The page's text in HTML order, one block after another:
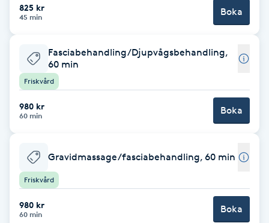
Brynformning
Brynfärgning
Brynplockning
Bröllopsuppsättning
Celluliter
Coachning
825 kr
45 min Boka
Fasciabehandling/Djupvågsbehandling,
60 min
Friskvård
980 kr
60 min Boka
Gravidmassage/fasciabehandling, 60 min
Friskvård
980 kr
60 min Boka